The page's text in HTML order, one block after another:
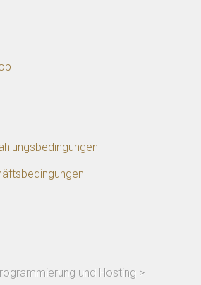
und Hosting >